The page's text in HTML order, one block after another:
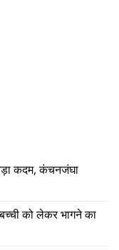
कदम, कंचनजंघा
को लेकर भागने का